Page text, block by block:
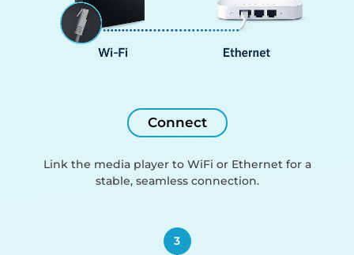
Connect
Link the media player to WiFi or Ethernet for a
stable, seamless connection.
3